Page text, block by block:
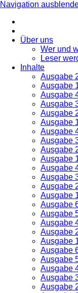
Navigation
Über uns
Wer und
Leser
Inhalte
Ausgabe
Ausgabe
Ausgabe
Ausgabe
Ausgabe
Ausgabe
Ausgabe
Ausgabe
Ausgabe
Ausgabe
Ausgabe
Ausgabe
Ausgabe
Ausgabe
Ausgabe
Ausgabe
Ausgabe
Ausgabe
Ausgabe
Ausgabe
Ausgabe
Ausgabe
Ausgabe
Ausgabe